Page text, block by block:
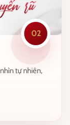
02
tự nhiên,